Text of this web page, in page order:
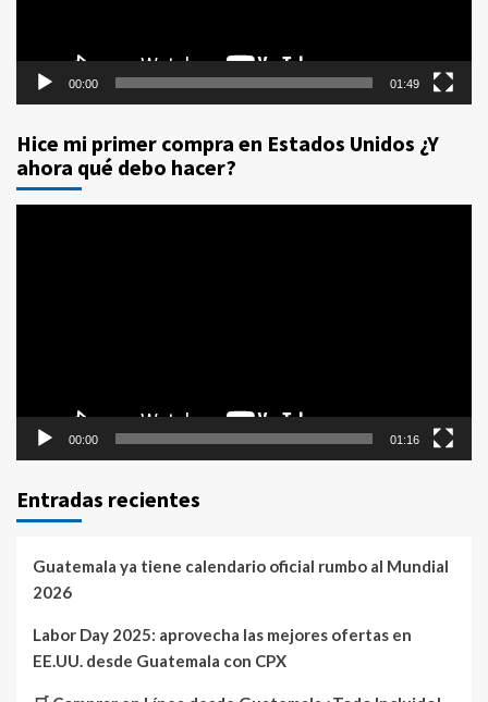
00:00 01:49
Hice mi primer compra en Estados Unidos ¿Y
ahora qué debo hacer?
00:00 01:16
Entradas recientes
Guatemala ya tiene calendario oficial rumbo al Mundial
2026
Labor Day 2025: aprovecha las mejores ofertas en
EE.UU. desde Guatemala con CPX